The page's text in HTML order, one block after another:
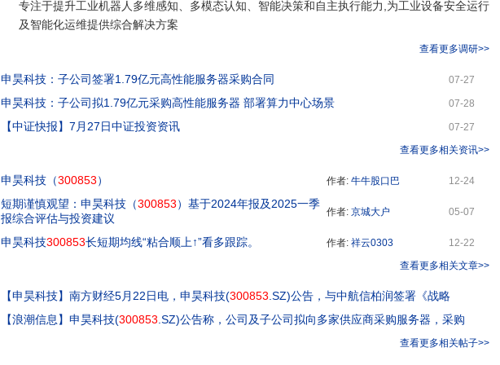
专注于提升工业机器人多维感知、多模态认知、智能决策和自主执行能力,为工业设备安全运行
及智能化运维提供综合解决方案
查看更多调研>>
申昊科技：子公司签署1.79亿元高性能服务器采购合同 07-27
申昊科技：子公司拟1.79亿元采购高性能服务器 部署算力中心场景 07-28
【中证快报】7月27日中证投资资讯
07-27
查看更多相关资讯>>
申昊科技（300853） 作者: 牛牛股口巴 12-24
短期谨慎观望：申昊科技（300853）基于2024年报及2025一季
报综合评估与投资建议
作者: 京城大户 05-07
申昊科技300853长短期均线“粘合顺上↑”看多跟踪。 作者: 祥云0303
12-22
查看更多相关文章>>
【申昊科技】 南方财经5月22日电，申昊科技(300853 .SZ)公告，与中航信柏润签署《战略
【浪潮信息 】 申昊科技(300853 .SZ)公告称，公司及子公司拟向多家供应商采购服务器，采购
查看更多相关帖子>>